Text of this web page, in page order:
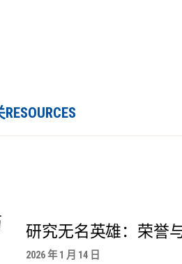
研究无名英雄：荣誉
2026 年 1 月 14 日